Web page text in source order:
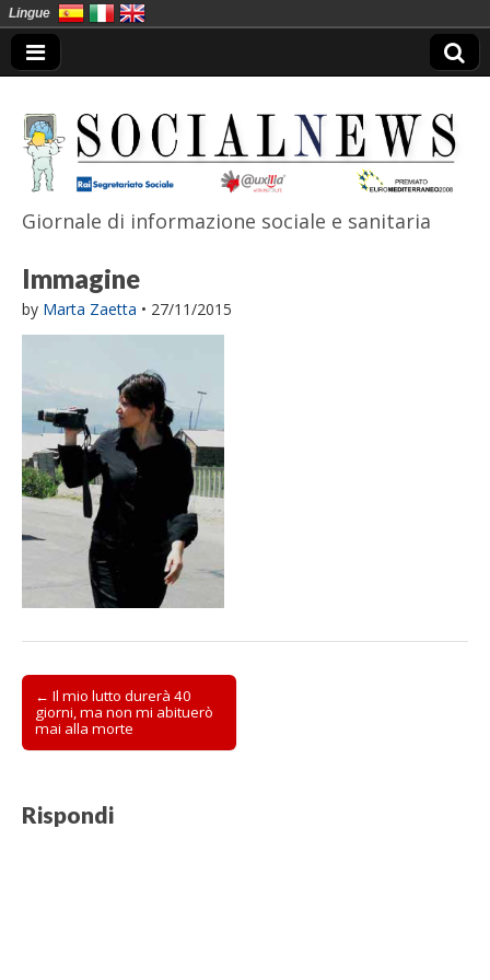
SocialNews
Giornale di informazione sociale e sanitaria
Immagine
by Marta Zaetta • 27/11/2015
Post
navigation
← Il mio lutto durerà 40
giorni, ma non mi abituerò
mai alla morte
Rispondi
Lingue